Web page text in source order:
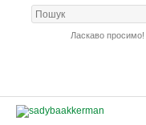
Ласкаво